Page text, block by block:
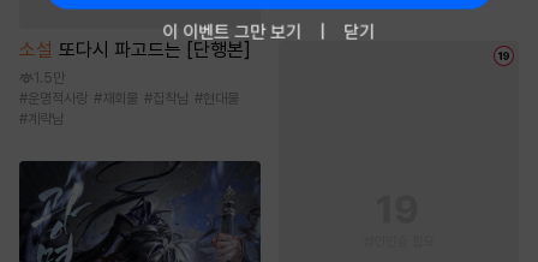
소설 또다시 파고드는 [단행본]
1.5만
#운명적사랑 # 재회물 #집착남 #현대물
# 계략남
이 이벤트 그만 보기 닫기